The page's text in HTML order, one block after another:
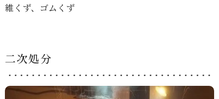
維くず、ゴムくず
二次処分